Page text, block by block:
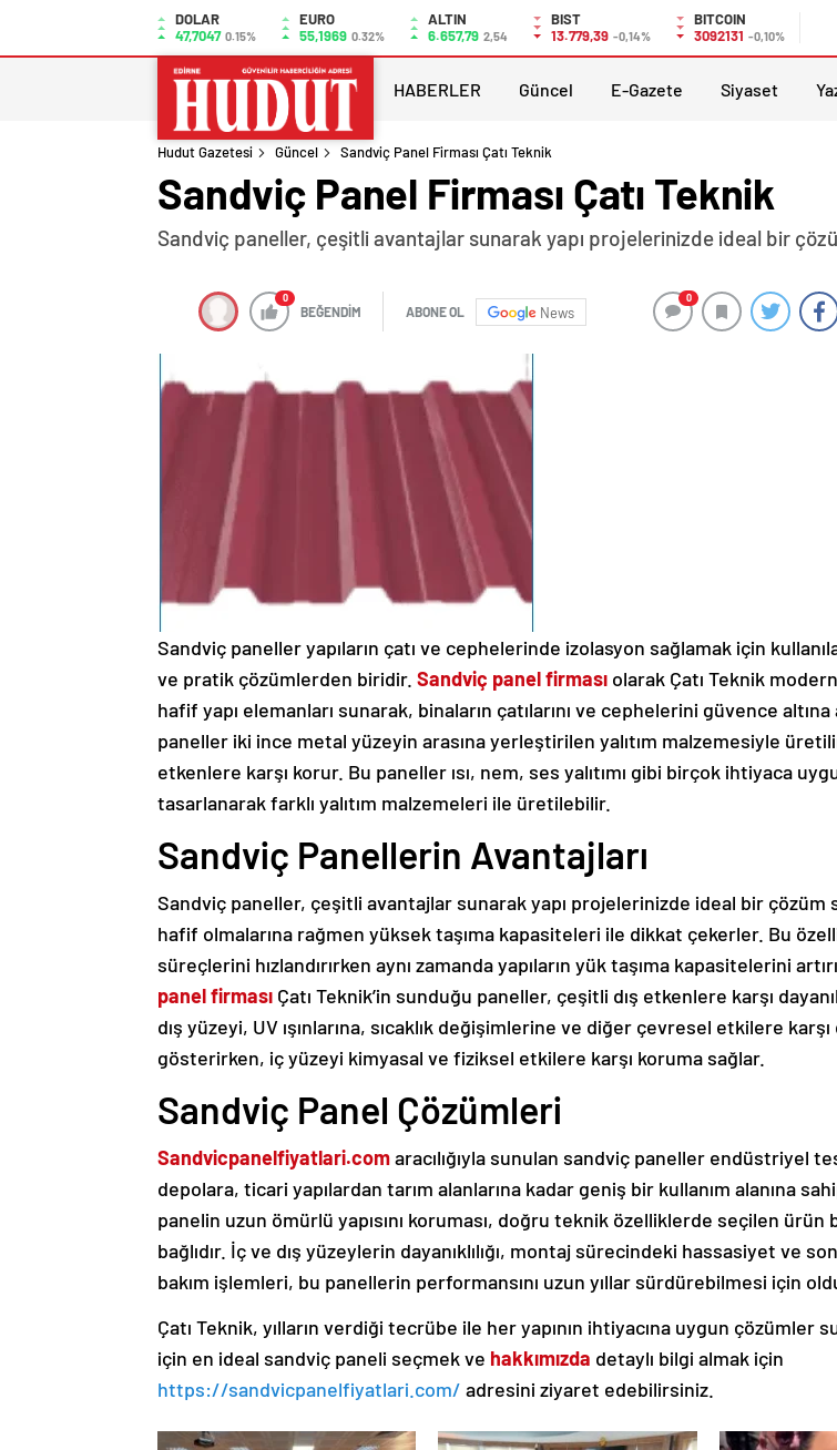
DOLAR
47,7047 0.15%
EURO
55,1969 0.32%
ALTIN
6.657,79 2,54
BIST
13.779,39 -0,14%
BITCOIN
3092131 -0,10%
HABERLER Güncel E-Gazete Siyaset
Hudut Gazetesi Güncel Sandviç Panel Firması Çatı Teknik
Sandviç Panel Firması Çatı Teknik
Sandviç paneller, çeşitli avantajlar sunarak yapı projelerinizde ideal bir
0
BEĞENDİM ABONE OL News
0
Sandviç paneller yapıların çatı ve cephelerinde izolasyon sağlamak için
ve pratik çözümlerden biridir. Sandviç panel firması olarak Çatı Teknik
hafif yapı elemanları sunarak, binaların çatılarını ve cephelerini güvence altına
paneller iki ince metal yüzeyin arasına yerleştirilen yalıtım malzemesiyle üretilir
etkenlere karşı korur. Bu paneller ısı, nem, ses yalıtımı gibi birçok ihtiyaca
tasarlanarak farklı yalıtım malzemeleri ile üretilebilir.
Sandviç Panellerin Avantajları
Sandviç paneller, çeşitli avantajlar sunarak yapı projelerinizde ideal bir çözüm
hafif olmalarına rağmen yüksek taşıma kapasiteleri ile dikkat çekerler. Bu
süreçlerini hızlandırırken aynı zamanda yapıların yük taşıma kapasitelerini
panel firması Çatı Teknik’in sunduğu paneller, çeşitli dış etkenlere karşı
dış yüzeyi, UV ışınlarına, sıcaklık değişimlerine ve diğer çevresel etkilere
gösterirken, iç yüzeyi kimyasal ve fiziksel etkilere karşı koruma sağlar.
Sandviç Panel Çözümleri
Sandvicpanelfiyatlari.comaracılığıyla sunulan sandviç paneller endüstriyel
depolara, ticari yapılardan tarım alanlarına kadar geniş bir kullanım alanına
panelin uzun ömürlü yapısını koruması, doğru teknik özelliklerde seçilen ürün
bağlıdır. İç ve dış yüzeylerin dayanıklılığı, montaj sürecindeki hassasiyet ve
bakım işlemleri, bu panellerin performansını uzun yıllar sürdürebilmesi için
Çatı Teknik, yılların verdiği tecrübe ile her yapının ihtiyacına uygun çözümler
için en ideal sandviç paneli seçmek ve hakkımızda detaylı bilgi almak için
https://sandvicpanelfiyatlari.com/ adresini ziyaret edebilirsiniz.